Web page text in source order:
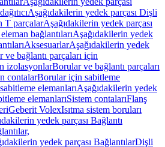
Aşağıdakilerin yedek parçası Dişli
T parçalarAşağıdakilerin yedek parçası
eleman bağlantılarıAşağıdakilerin yedek
AksesuarlarAşağıdakilerin yedek
ve bağlantı parçaları için
izolasyonlarBorular ve bağlantı parçaları
contalarBorular için sabitleme
elemanlarıAşağıdakilerin yedek
elemanlarıSistem contalarıFlanş
Geberit VolexIsıtma sistem boruları
yedek parçası Bağlantı
yedek parçası BağlantılarDişli